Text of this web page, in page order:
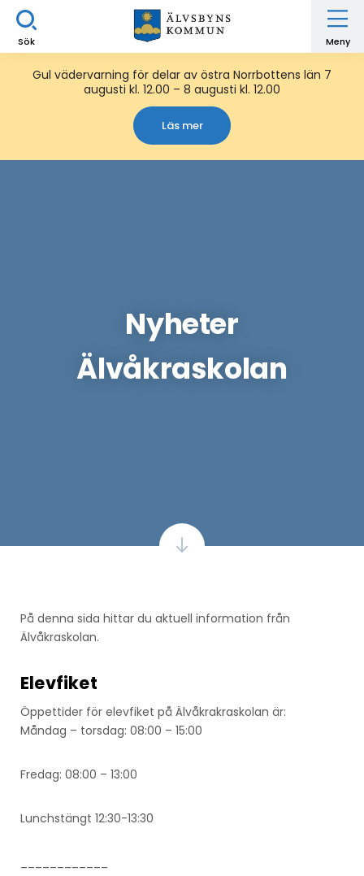
Sök Meny
Gul vädervarning för delar av östra Norrbottens län 7
augusti kl. 12.00 – 8 augusti kl. 12.00
Läs mer
Nyheter
Älvåkraskolan
På denna sida hittar du aktuell information från
Älvåkraskolan.
Elevfiket
Öppettider för elevfiket på Älvåkrakraskolan är:
Måndag – torsdag: 08:00 – 15:00
Fredag: 08:00 – 13:00
Lunchstängt 12:30-13:30